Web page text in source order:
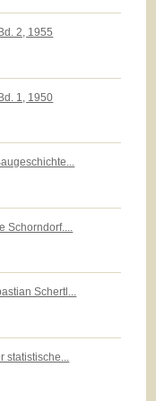
2, 1955
1, 1950
Schertl...